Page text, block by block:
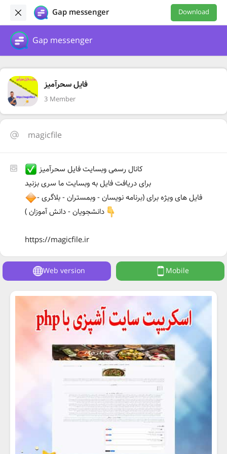
Gap messenger Download
Gap messenger
فایل سحرآمیز
3 Member
magicfile
کانال رسمی وبسایت فایل سحرآمیز
برای دریافت فایل به وبسایت ما سری بزنید
فایل های ویژه برای (برنامه نویسان - وبمستران - بلاگری -
دانشجویان - دانش آموزان )
https://magicfile.ir
Web version Mobile